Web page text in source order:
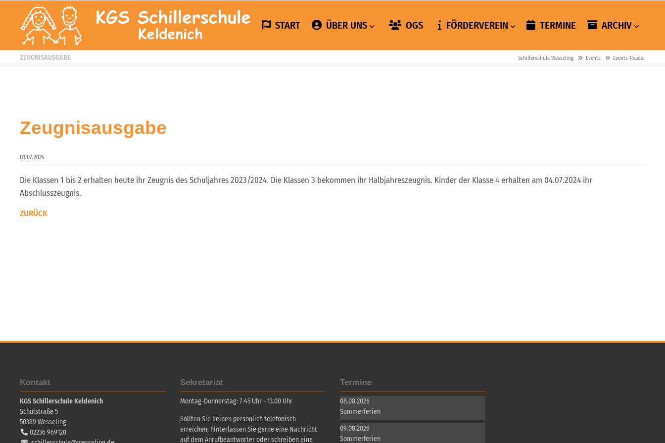
START ÜBER UNS OGS FÖRDERVEREIN TERMINE ARCHIV
ZEUGNISAUSGABE Schillerschule Wesseling Events Events-Reader
Zeugnisausgabe
01.07.2024
Die Klassen 1 bis 2 erhalten heute ihr Zeugnis des Schuljahres 2023/2024. Die Klassen 3 bekommen ihr Halbjahreszeugnis. Kinder der Klasse 4 erhalten am 04.07.2024 ihr
Abschlusszeugnis.
ZURÜCK
Kontakt
KGS Schillerschule Keldenich
Schulstraße 5
50389 Wesseling
02236 969120
Sekretariat
Montag-Donnerstag: 7.45 Uhr - 13.00 Uhr
Sollten Sie keinen persönlich telefonisch
erreichen, hinterlassen Sie gerne eine Nachricht
auf dem Anrufbeantworter oder schreiben eine
Termine
08.08.2026
Sommerferien
09.08.2026
Sommerferien